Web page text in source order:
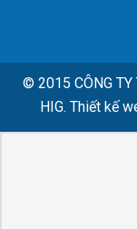
© 2015 CÔNG
HIG. Thiết kế